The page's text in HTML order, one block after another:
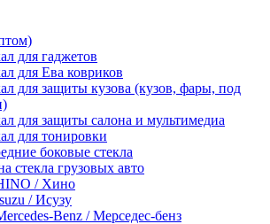
для гаджетов
для Ева ковриков
для защиты кузова (кузов, фары, под
для защиты салона и мультимедиа
для тонировки
боковые стекла
стекла грузовых авто
/ Хино
/ Исузу
Benz / Мерседес-бенз